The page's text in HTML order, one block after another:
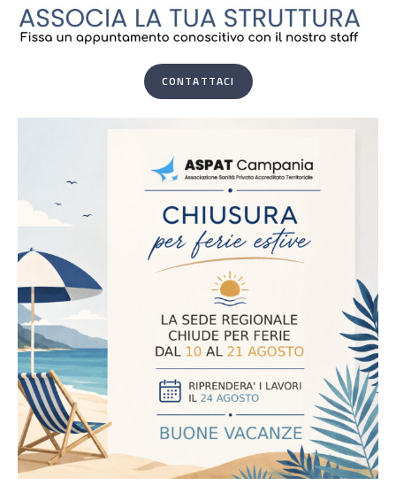
CONTATTACI